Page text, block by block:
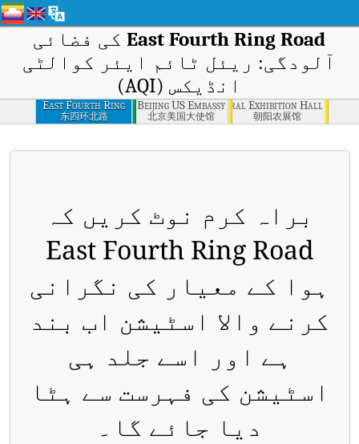
East Fourth Ring Roadکی فضائی
آلودگی: ریئل ٹائم ایئر کوالٹی
انڈیکس (AQI)
East Fourth Ring
Road
东四环北路
Beijing US Embassy
北京美国大使馆
Chaoyang Agricultural Exhibition Hall
朝阳农展馆
براہ کرم نوٹ کریں کہ
East Fourth Ring Road
ہوا کے معیار کی نگرانی
کرنے والا اسٹیشن اب بند
ہے اور اسے جلد ہی
اسٹیشن کی فہرست سے ہٹا
دیا جائے گا۔